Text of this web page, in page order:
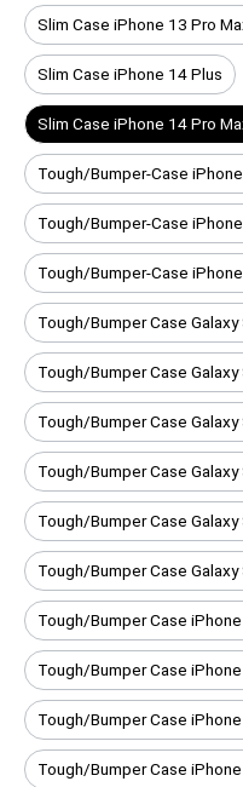
Slim Case iPhone 13 Pro
Slim Case iPhone 14 Plus
Slim Case iPhone 14 Pro
Tough/Bumper-Case
Tough/Bumper-Case
Tough/Bumper-Case
Tough/Bumper Case Galaxy
Tough/Bumper Case Galaxy
Tough/Bumper Case Galaxy
Tough/Bumper Case Galaxy
Tough/Bumper Case Galaxy
Tough/Bumper Case
Tough/Bumper Case iPhone
Tough/Bumper Case
Tough/Bumper Case
Tough/Bumper Case